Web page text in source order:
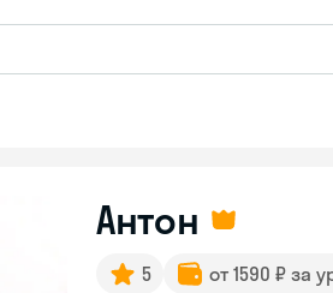
Антон
5 от 1590 ₽ за